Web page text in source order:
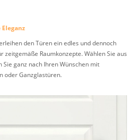
den Türen ein edles und dennoch
zeitgemäße Raumkonzepte. Wählen Sie aus
ganz nach Ihren Wünschen mit
oder Ganzglastüren.